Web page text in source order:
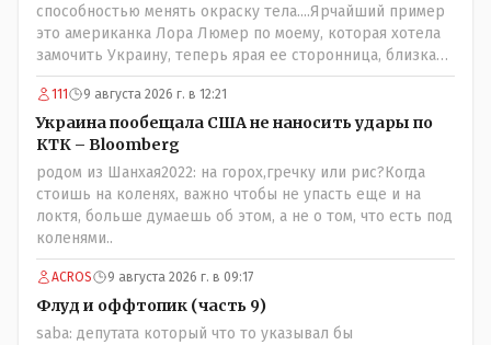
способностью менять окраску тела....Ярчайший пример
это американка Лора Люмер по моему, которая хотела
замочить Украину, теперь ярая ее сторонница, близкая
к Трампу. Ну и западные страны тем более, которые
предоставляли Зеленскому убежище, чтоб он бежал и
которые развернулись потом на 180 или 360 градусов,
посмотрев на того, как он не сдался, но ты же там сам
живешь и многое знаешь о тех, на кого работаешь.. Это
просто прагматизм и ничего личного. Победим мы, они
встанут под нас и наоборот и все это понимают..
111 9 августа 2026 г. в 12:21
Украина пообещала США не наносить удары по
КТК – Bloomberg
родом из Шанхая2022: на горох,гречку или рис?Когда
стоишь на коленях, важно чтобы не упасть еще и на
локтя, больше думаешь об этом, а не о том, что есть под
коленями..
ACROS 9 августа 2026 г. в 09:17
Флуд и оффтопик (часть 9)
saba: депутата который что то указывал бы